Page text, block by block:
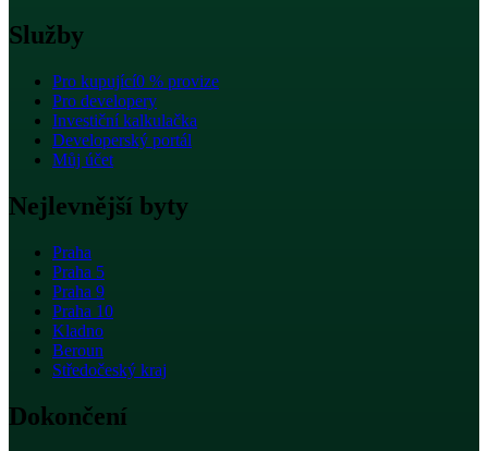
Služby
Pro kupující0 % provize
Pro developery
Investiční kalkulačka
Developerský portál
Můj účet
Nejlevnější byty
Praha
Praha 5
Praha 9
Praha 10
Kladno
Beroun
Středočeský kraj
Dokončení